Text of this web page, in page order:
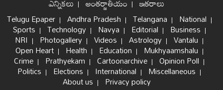
ఎన్నికలు అంతర్జాతీయం ఇతరాలు
Telugu Epaper Andhra Pradesh Telangana National
Sports Technology Navya Editorial Business
NRI Photogallery Videos Astrology Vantalu
Open Heart Health Education Mukhyaamshalu
Crime Prathyekam Cartoonarchive Opinion Poll
Politics Elections International Miscellaneous
About us Privacy policy